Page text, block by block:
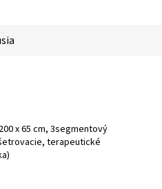
x 65 cm, 3segmentový
terapeutické